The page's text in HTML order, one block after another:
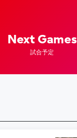
Next Games
試合予定